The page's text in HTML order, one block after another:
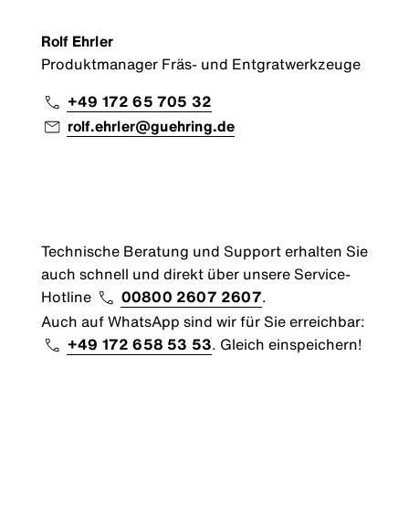
Rolf Ehrler
Produktmanager Fräs- und Entgratwerkzeuge
+49 172 65 705 32
rolf.ehrler@guehring.de
Technische Beratung und Support erhalten Sie
auch schnell und direkt über unsere Service-
Hotline
00800 2607 2607.
Auch auf WhatsApp sind wir für Sie erreichbar:
+49 172 658 53 53. Gleich einspeichern!